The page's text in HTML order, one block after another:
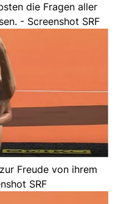
die Fragen aller
- Screenshot SRF
Freude von ihrem
SRF